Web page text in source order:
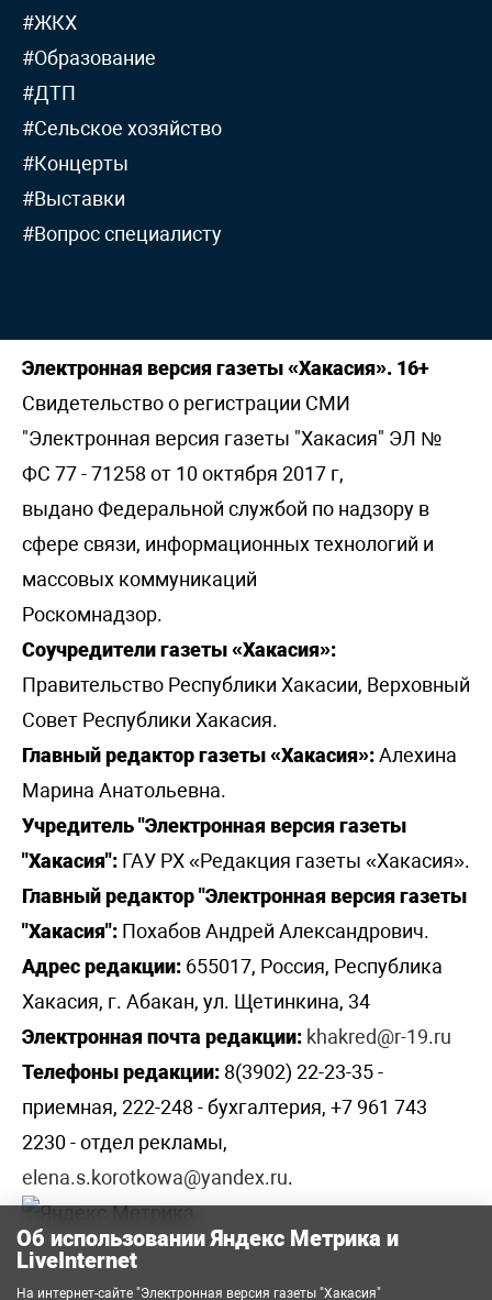
#ЖКХ
#Образование
#ДТП
#Сельское хозяйство
#Концерты
#Выставки
#Вопрос специалисту
Электронная версия газеты «Хакасия». 16+
Свидетельство о регистрации СМИ
"Электронная версия газеты "Хакасия" ЭЛ №
ФС 77 - 71258 от 10 октября 2017 г,
выдано Федеральной службой по надзору в
сфере связи, информационных технологий и
массовых коммуникаций
Роскомнадзор.
Соучредители газеты «Хакасия»:
Правительство Республики Хакасии, Верховный
Совет Республики Хакасия.
Главный редактор газеты «Хакасия»:Алехина
Марина Анатольевна.
Учредитель "Электронная версия газеты
"Хакасия": ГАУ РХ «Редакция газеты «Хакасия».
Главный редактор "Электронная версия газеты
"Хакасия": Похабов Андрей Александрович.
Адрес редакции: 655017, Россия, Республика
Хакасия, г. Абакан, ул. Щетинкина, 34
Электронная почта редакции: khakred@r-19.ru
Телефоны редакции: 8(3902) 22-23-35 -
приемная, 222-248 - бухгалтерия, +7 961 743
2230 - отдел рекламы,
elena.s.korotkowa@yandex.ru.
Об использовании Яндекс Метрика и
LiveInternet
На интернет-сайте "Электронная версия газеты "Хакасия"